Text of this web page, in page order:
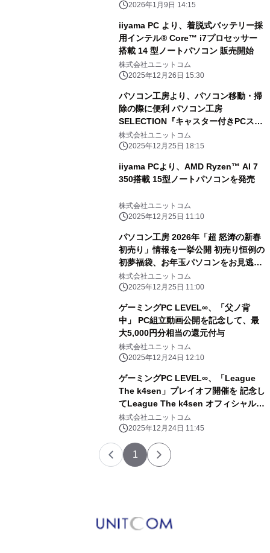
2026年1月9日 14:15
iiyama PC より、着脱式バッテリー採
用インテル® Core™ i7プロセッサー
搭載 14 型ノートパソコン 販売開始
株式会社ユニットコム
2025年12月26日 15:30
パソコン工房より、パソコン移動・掃
除の際に便利 パソコン工房
SELECTION『キャスター付きPCスタ
ンド』販売開始
株式会社ユニットコム
2025年12月25日 18:15
iiyama PCより、AMD Ryzen™ AI 7
350搭載 15型ノートパソコンを発売
株式会社ユニットコム
2025年12月25日 11:10
パソコン工房 2026年「超 怒涛の新春
初売り」情報を一挙公開 初売り恒例の
初夢福袋、お年玉パソコンをお見逃し
なく！ 「えなこ」2026カレンダープ
レゼントやお得なLINEクーポン配布、
年玉キャンペーン」も開催！
株式会社ユニットコム
2025年12月25日 11:00
ゲーミングPC LEVEL∞、「父ノ背
中」 PC組立動画公開を記念して、最
大5,000円分相当の還元付与
株式会社ユニットコム
2025年12月24日 12:10
ゲーミングPC LEVEL∞、「League
The k4sen」プレイオフ開催を 記念し
てLeague The k4sen オフィシャル
ゲーミングPCを ご購入頂いた先着100
名様に限定Tシャツをプレゼント
株式会社ユニットコム
2025年12月24日 11:45
1